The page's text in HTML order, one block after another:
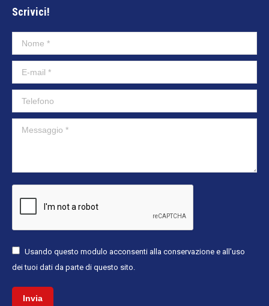
opens
in
new
window
opens
in
new
window
Scrivici!
Nome *
E-mail *
Telefono
Messaggio *
Usando questo modulo acconsenti alla conservazione e all'uso
dei tuoi dati da parte di questo sito.
Invia